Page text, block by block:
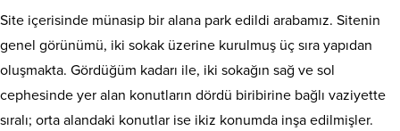
Site içerisinde münasip bir alana park edildi arabamız. Sitenin
genel görünümü, iki sokak üzerine kurulmuş üç sıra yapıdan
oluşmakta. Gördüğüm kadarı ile, iki sokağın sağ ve sol
cephesinde yer alan konutların dördü biribirine bağlı vaziyette
sıralı; orta alandaki konutlar ise ikiz konumda inşa edilmişler.